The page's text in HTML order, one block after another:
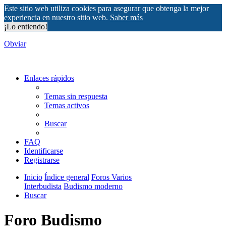
Este sitio web utiliza cookies para asegurar que obtenga la mejor
experiencia en nuestro sitio web. Saber más
¡Lo entiendo!
Obviar
Enlaces rápidos
Temas sin respuesta
Temas activos
Buscar
FAQ
Identificarse
Registrarse
Inicio Índice general Foros Varios
Interbudista Budismo moderno
Buscar
Foro Budismo